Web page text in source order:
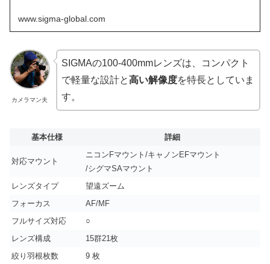
www.sigma-global.com
カメラマン夫
SIGMAの100-400mmレンズは、コンパクト
で軽量な設計と高い解像度を特長としていま
す。
基本仕様 詳細
対応マウント
ニコンFマウント/キャノンEFマウント
/シグマSAマウント
レンズタイプ
望遠ズーム
フォーカス
AF/MF
フルサイズ対応
○
レンズ構成
15群21枚
絞り羽根枚数
9 枚